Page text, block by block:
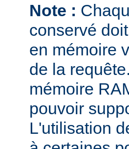
Note :
conservé
en mémoire
de la
mémoire
pouvoir
L'utilisation